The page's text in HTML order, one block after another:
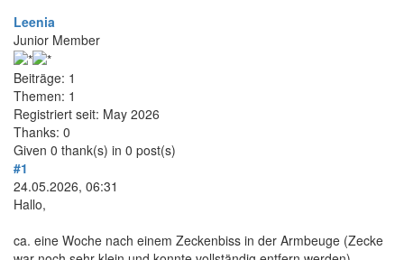
Leenia
Junior Member
Beiträge: 1
Themen: 1
Registriert seit: May 2026
Thanks: 0
Given 0 thank(s) in 0 post(s)
#1
24.05.2026, 06:31
Hallo,
ca. eine Woche nach einem Zeckenbiss in der Armbeuge (Zecke